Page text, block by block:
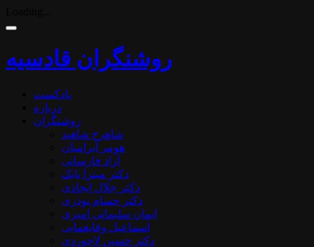
روشنگران قادسیه
پادکست
درباره
روشنگران
شاهرخ شاهید
هومر آبرامیان
آزاد فارسانی
دکتر میترا بابک
دکتر جلال ایجادی
دکتر حسام نوذری
ایمان سلیمانی امیری
اسماعیل وفایغمایی
دکتر حسین لاجوردی